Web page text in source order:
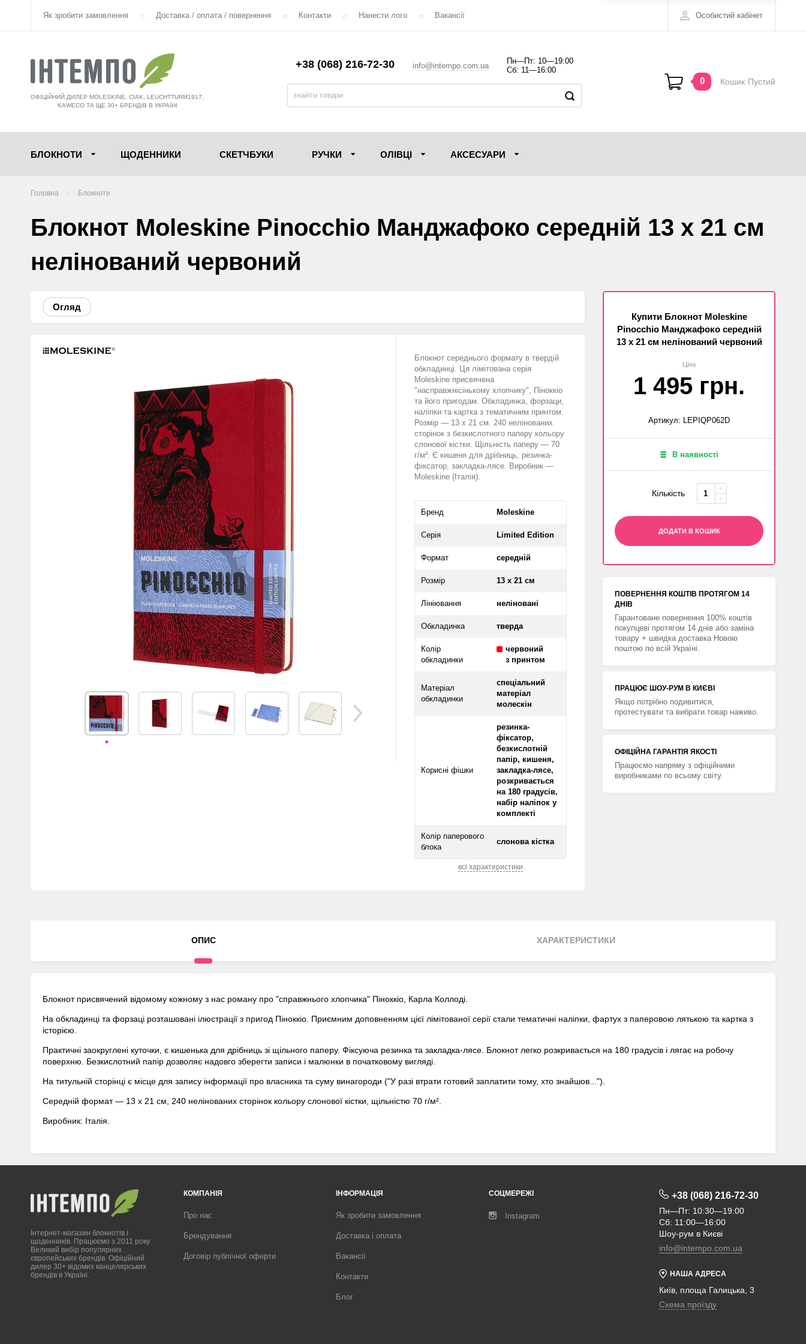
Як зробити замовлення Доставка / оплата / повернення Контакти Нанести лого Вакансії Особистий кабінет
ОФІЦІЙНИЙ ДИЛЕР MOLESKINE, CIAK, LEUCHTTURM1917,
KAWECO ТА ЩЕ 30+ БРЕНДІВ В УКРАЇНІ
+38 (068) 216-72-30 info@intempo.com.ua
Пн—Пт: 10—19:00
Сб: 11—16:00
0 Кошик Пустий
БЛОКНОТИ ЩОДЕННИКИ СКЕТЧБУКИ РУЧКИ ОЛIВЦI АКСЕСУАРИ
Головна Блокноти
Блокнот Moleskine Pinocchio Манджафоко середній 13 х 21 см
нелінований червоний
Огляд
Блокнот середнього формату в твердій
обкладинці. Ця лімітована серія
Moleskine присвячена
"насправжнісінькому хлопчику", Піноккіо
та його пригодам. Обкладинка, форзаци,
наліпки та картка з тематичним принтом.
Розмір — 13 x 21 см. 240 нелінованих
сторінок з безкислотного паперу кольору
слонової кістки. Щільність паперу — 70
г/м². Є кишеня для дрібниць, резинка-
фіксатор, закладка-лясе. Виробник —
Moleskine (Італія).
Бренд Moleskine
Серія Limited Edition
Формат середній
Розмір 13 х 21 см
Лініювання неліновані
Обкладинка тверда
Колір
обкладинки
червоний
з принтом
Матеріал
обкладинки
спеціальний
матеріал
молескін
Корисні фішки
резинка-
фіксатор,
безкислотній
папір, кишеня,
закладка-лясе,
розкривається
на 180 градусів,
набір наліпок у
комплекті
Колір паперового
блока
слонова кістка
всі характеристики
Купити Блокнот Moleskine
Pinocchio Манджафоко середній
13 х 21 см нелінований червоний
Ціна
1 495 грн.
Артикул: LEPIQP062D
В наявності
Кількість
ДОДАТИ В КОШИК
ПОВЕРНЕННЯ КОШТIВ ПРОТЯГОМ 14
ДНIВ
Гарантоване повернення 100% коштів
покупцеві протягом 14 днів або заміна
товару + швидка доставка Новою
поштою по всій Україні.
ПРАЦЮЄ ШОУ-РУМ В КИЄВІ
Якщо потрібно подивитися,
протестувати та вибрати товар наживо.
ОФІЦІЙНА ГАРАНТІЯ ЯКОСТІ
Працюємо напряму з офіційними
виробниками по всьому світу.
ОПИС ХАРАКТЕРИСТИКИ
Блокнот присвячений відомому кожному з нас роману про "справжнього хлопчика" Піноккіо, Карла Коллоді.
На обкладинці та форзаці розташовані ілюстрації з пригод Піноккіо. Приємним доповненням цієї лімітованої серії стали тематичні наліпки, фартух з паперовою лятькою та картка з
історією.
Практичні заокруглені куточки, є кишенька для дрібниць зі щільного паперу. Фіксуюча резинка та закладка-лясе. Блокнот легко розкривається на 180 градусів і лягає на робочу
поверхню. Безкислотний папір дозволяє надовго зберегти записи і малюнки в початковому вигляді.
На титульній сторінці є місце для запису інформації про власника та суму винагороди ("У разі втрати готовий заплатити тому, хто знайшов...").
Середній формат — 13 x 21 см, 240 нелінованих сторінок кольору слонової кістки, щільністю 70 г/м².
Виробник: Італія.
Інтернет-магазин блокнотів і
щоденників. Працюємо з 2011 року.
Великий вибір популярних
європейських брендів. Офіційний
дилер 30+ відомих канцелярських
брендів в Україні.
КОМПАНІЯ
Про нас
Брендування
Договір публічної оферти
ІНФОРМАЦІЯ
Як зробити замовлення
Доставка і оплата
Вакансії
Контакти
Блог
СОЦМЕРЕЖІ
Instagram
НАША АДРЕСА
Київ, площа Галицька, 3
Схема проїзду
+38 (068) 216-72-30
Пн—Пт: 10:30—19:00
Сб: 11:00—16:00
Шоу-рум в Києві
info@intempo.com.ua